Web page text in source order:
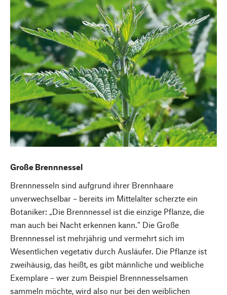
Große Brennnessel
Brennnesseln sind aufgrund ihrer Brennhaare
unverwechselbar – bereits im Mittelalter scherzte ein
Botaniker: „Die Brennnessel ist die einzige Pflanze, die
man auch bei Nacht erkennen kann.“ Die Große
Brennnessel ist mehrjährig und vermehrt sich im
Wesentlichen vegetativ durch Ausläufer. Die Pflanze ist
zweihäusig, das heißt, es gibt männliche und weibliche
Exemplare – wer zum Beispiel Brennnesselsamen
sammeln möchte, wird also nur bei den weiblichen